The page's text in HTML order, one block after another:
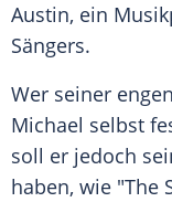
Austin, ein
Sängers.
Wer seiner
Michael selbst
soll er jedoch
haben, wie "The